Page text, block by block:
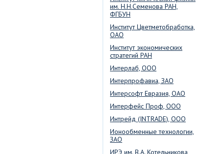
им. Н.Н.Семенова РАН,
ФГБУН
Институт Цветметобработка,
ОАО
Институт экономических
стратегий РАН
Интерлаб, ООО
Интерпрофавиа, ЗАО
Интерсофт Евразия, ОАО
Интерфейс Проф, ООО
Интрейд (INTRADE), ООО
Ионообменные технологии,
ЗАО
ИРЭ им. В.А. Котельникова